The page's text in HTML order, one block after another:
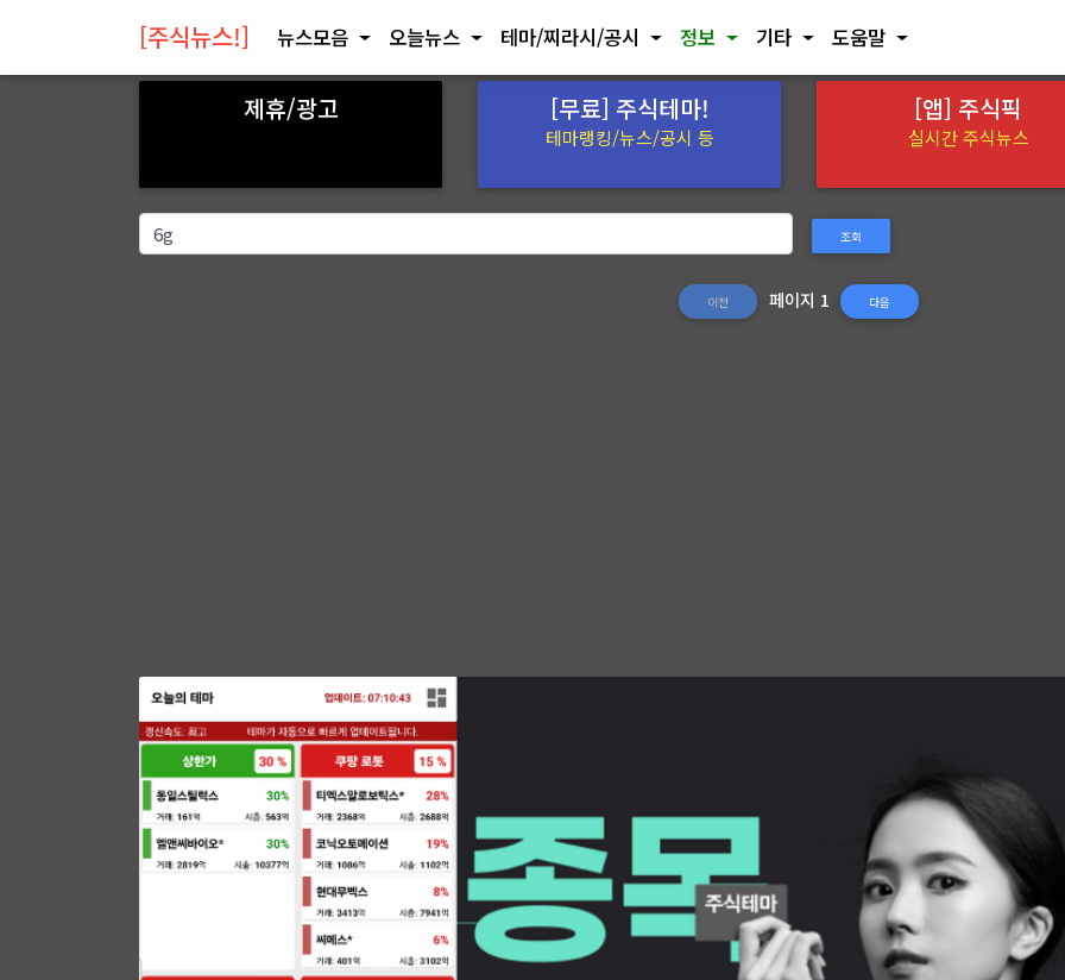
[주식뉴스!] 뉴스모음 오늘뉴스 테마/찌라시/공시 정보 기타 도움말
제휴/광고 [무료] 주식테마!
테마랭킹/뉴스/공시 등
[앱] 주식픽
실시간 주식뉴스
조회
이전 페이지 1 다음